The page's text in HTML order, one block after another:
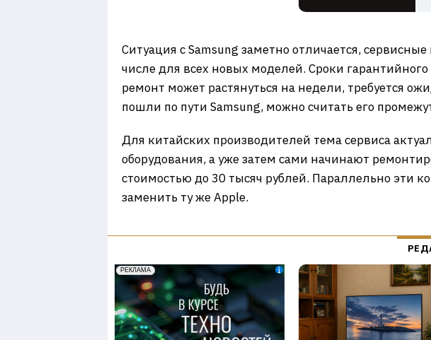
Ситуация с Samsung заметно отличается,
числе для всех новых моделей. Сроки
ремонт может растянуться на недели, требуется
пошли по пути Samsung, можно считать его
Для китайских производителей тема сервиса
оборудования, а уже затем сами начинают
стоимостью до 30 тысяч рублей. Параллельно эти
заменить ту же Apple.